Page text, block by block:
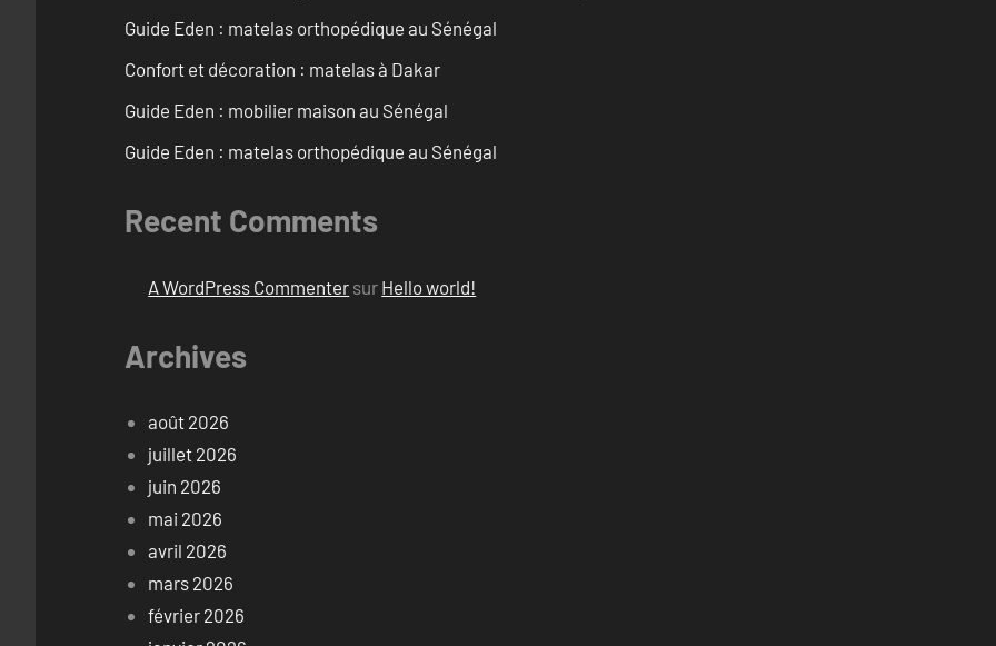
Guide Eden : matelas orthopédique au Sénégal
Confort et décoration : matelas à Dakar
Guide Eden : mobilier maison au Sénégal
Guide Eden : matelas orthopédique au Sénégal
Recent Comments
A WordPress Commenter sur Hello world!
Archives
août 2026
juillet 2026
juin 2026
mai 2026
avril 2026
mars 2026
février 2026